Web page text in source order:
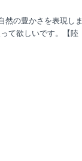
然の豊かさを表現しま
て欲しいです。【陸